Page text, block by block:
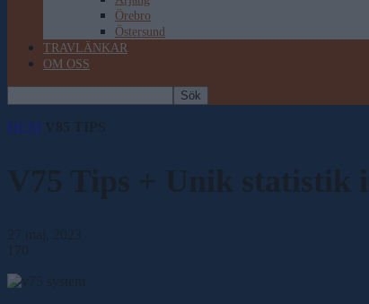
Örebro
Östersund
TRAVLÄNKAR
OM OSS
HEM V85 TIPS
V75 Tips + Unik statistik
27 maj, 2023
170